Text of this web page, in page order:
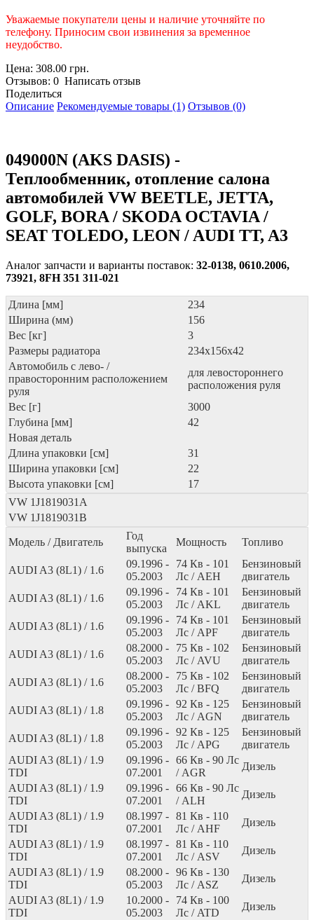
Уважаемые покупатели цены и наличие уточняйте по
телефону. Приносим свои извинения за временное
неудобство.
Цена: 308.00 грн.
Отзывов: 0 Написать отзыв
Поделиться
Описание Рекомендуемые товары (1) Отзывов (0)
049000N (AKS DASIS) -
Теплообменник, отопление салона
автомобилей VW BEETLE, JETTA,
GOLF, BORA / SKODA OCTAVIA /
SEAT TOLEDO, LEON / AUDI TT, A3
Аналог запчасти и варианты поставок: 32-0138, 0610.2006,
73921, 8FH 351 311-021
Длина [мм]
234
Ширина (мм)
156
Вес [кг]
3
Размеры радиатора
234x156x42
Автомобиль с лево- /
правосторонним расположением
руля
для левостороннего
расположения руля
Вес [г]
3000
Глубина [мм]
42
Новая деталь
Длина упаковки [см]
31
Ширина упаковки [см]
22
Высота упаковки [см]
17
VW 1J1819031A
VW 1J1819031B
Модель / Двигатель
Год
выпуска
Мощность Топливо
AUDI A3 (8L1) / 1.6
09.1996 -
05.2003
74 Кв - 101
Лс / AEH
Бензиновый
двигатель
AUDI A3 (8L1) / 1.6
09.1996 -
05.2003
74 Кв - 101
Лс / AKL
Бензиновый
двигатель
AUDI A3 (8L1) / 1.6
09.1996 -
05.2003
74 Кв - 101
Лс / APF
Бензиновый
двигатель
AUDI A3 (8L1) / 1.6
08.2000 -
05.2003
75 Кв - 102
Лс / AVU
Бензиновый
двигатель
AUDI A3 (8L1) / 1.6
08.2000 -
05.2003
75 Кв - 102
Лс / BFQ
Бензиновый
двигатель
AUDI A3 (8L1) / 1.8
09.1996 -
05.2003
92 Кв - 125
Лс / AGN
Бензиновый
двигатель
AUDI A3 (8L1) / 1.8
09.1996 -
05.2003
92 Кв - 125
Лс / APG
Бензиновый
двигатель
AUDI A3 (8L1) / 1.9
TDI
09.1996 -
07.2001
66 Кв - 90 Лс
/ AGR
Дизель
AUDI A3 (8L1) / 1.9
TDI
09.1996 -
07.2001
66 Кв - 90 Лс
/ ALH
Дизель
AUDI A3 (8L1) / 1.9
TDI
08.1997 -
07.2001
81 Кв - 110
Лс / AHF
Дизель
AUDI A3 (8L1) / 1.9
TDI
08.1997 -
07.2001
81 Кв - 110
Лс / ASV
Дизель
AUDI A3 (8L1) / 1.9
TDI
08.2000 -
05.2003
96 Кв - 130
Лс / ASZ
Дизель
AUDI A3 (8L1) / 1.9
TDI
10.2000 -
05.2003
74 Кв - 100
Лс / ATD
Дизель